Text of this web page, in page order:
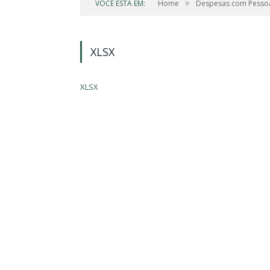
VOCÊ ESTÁ EM: Home Despesas com
XLSX
XLSX